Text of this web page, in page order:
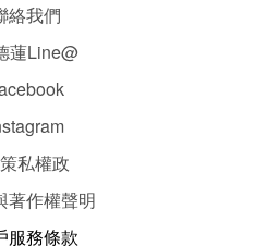
絡我們
蓮Line@
策私權政
著作權聲明
服務條款